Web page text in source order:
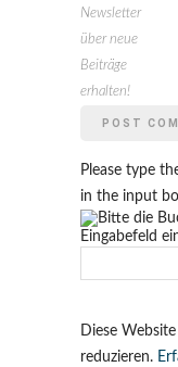
Newsletter
über neue
Beiträge
erhalten!
Please type
in the input
Diese
reduzieren.